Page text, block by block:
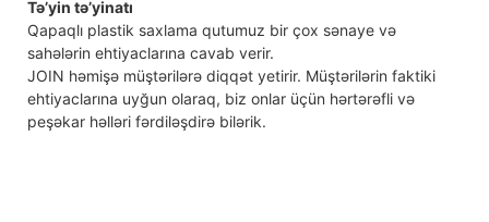
Tə’yin tə’yinatı
Qapaqlı plastik saxlama qutumuz bir çox sənaye və
sahələrin ehtiyaclarına cavab verir.
JOIN həmişə müştərilərə diqqət yetirir. Müştərilərin faktiki
ehtiyaclarına uyğun olaraq, biz onlar üçün hərtərəfli və
peşəkar həlləri fərdiləşdirə bilərik.